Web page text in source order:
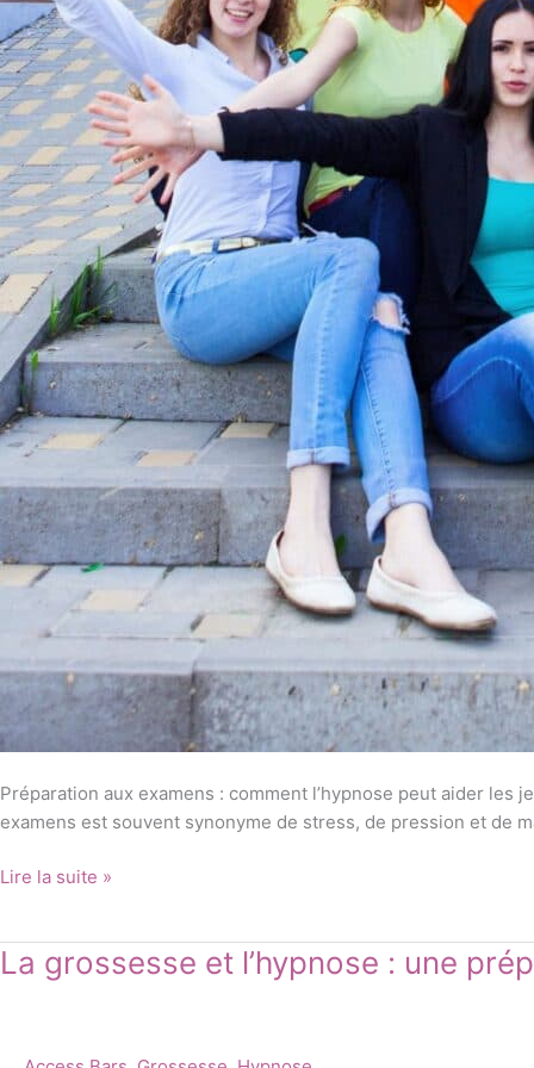
Préparation aux examens : comment l’hypnose peut aider
examens est souvent synonyme de stress, de pression et de
Lire la suite »
La grossesse et l’hypnose : une
La
grossesse